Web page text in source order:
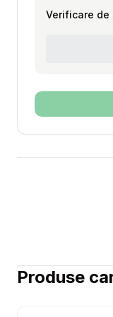
Verificare de
Produse